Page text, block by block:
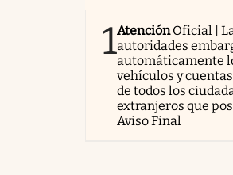
1AtenciónOficial |
autoridades
automáticamente
vehículos y
de todos los
extranjeros que
Aviso Final